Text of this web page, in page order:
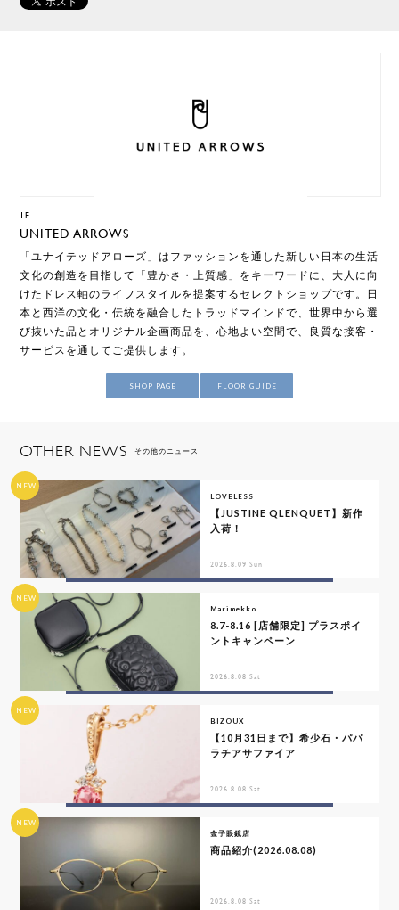
1F
UNITED ARROWS
「ユナイテッドアローズ」はファッションを通した新しい日本の生活
文化の創造を目指して「豊かさ・上質感」をキーワードに、大人に向
けたドレス軸のライフスタイルを提案するセレクトショップです。日
本と西洋の文化・伝統を融合したトラッドマインドで、世界中から選
び抜いた品とオリジナル企画商品を、心地よい空間で、良質な接客・
サービスを通してご提供します。
SHOP PAGE FLOOR GUIDE
OTHER NEWS その他のニュース
NEW
LOVELESS
【JUSTINE QLENQUET】新作
入荷！
2026.8.09 Sun
NEW
Marimekko
8.7-8.16 [店舗限定] プラスポイ
ントキャンペーン
2026.8.08 Sat
NEW
BIZOUX
【10月31日まで】希少石・パパ
ラチアサファイア
2026.8.08 Sat
NEW
金子眼鏡店
商品紹介(2026.08.08)
2026.8.08 Sat